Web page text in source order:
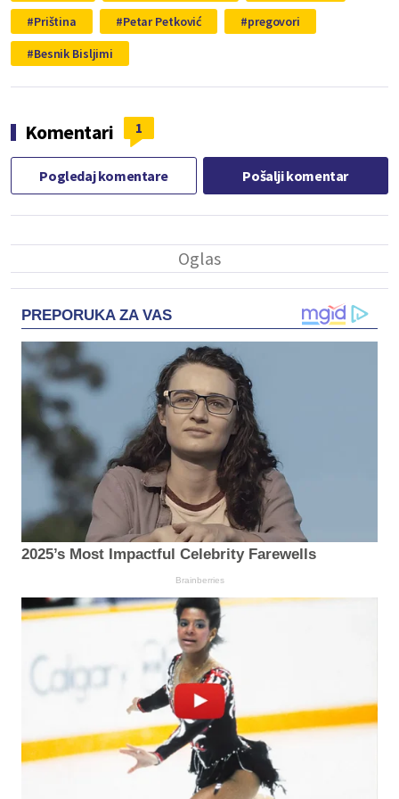
Priština Petar Petković
pregovori
Besnik Bisljimi
Komentari 1
Pogledaj komentare Pošalji komentar
PREPORUKA ZA VAS
2025’s Most Impactful Celebrity Farewells
Brainberries